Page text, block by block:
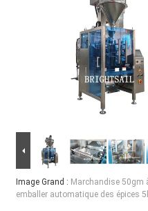
Image Grand : Marchandise 50gm
emballer automatique des épices